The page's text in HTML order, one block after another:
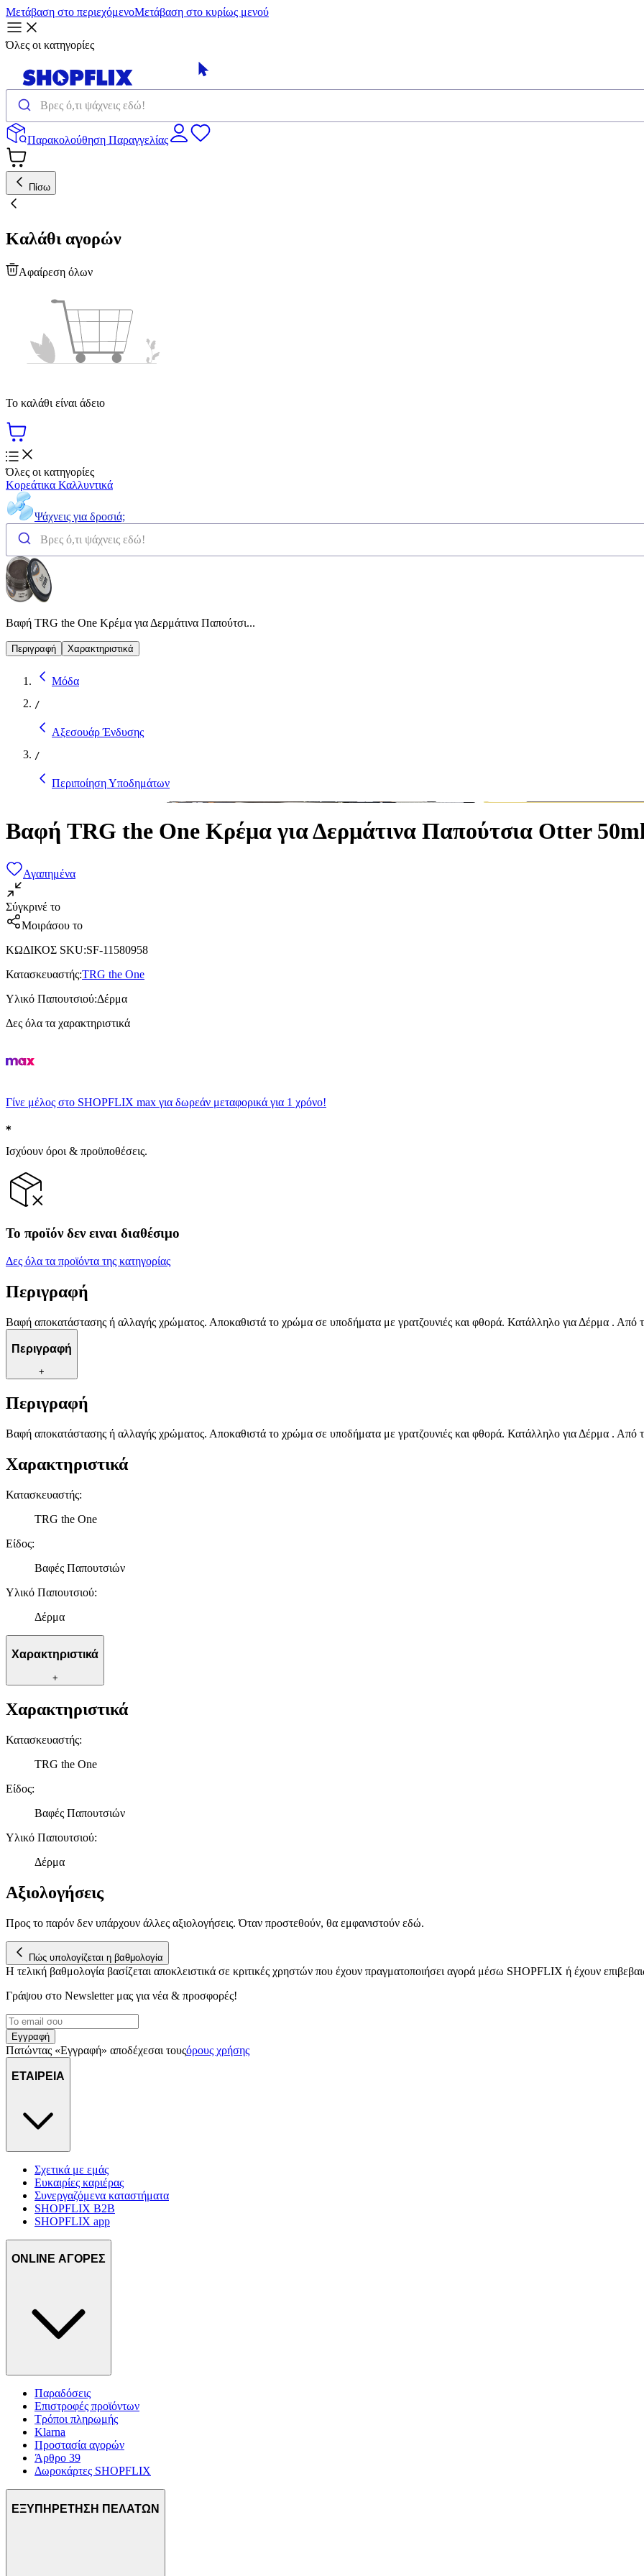
Μετάβαση στο περιεχόμενοΜετάβαση στο κυρίως μενού
Όλες οι κατηγορίες
Παρακολούθηση Παραγγελίας
Πίσω
Καλάθι αγορών
Αφαίρεση όλων
Το καλάθι είναι άδειο
Όλες οι κατηγορίες
Κορεάτικα Καλλυντικά
Ψάχνεις για δροσιά;
Βαφή TRG the One Κρέμα για Δερμάτινα Παπούτσι...
Περιγραφή Χαρακτηριστικά
Μόδα
/
Αξεσουάρ Ένδυσης
/
Περιποίηση Υποδημάτων
Βαφή TRG the One Κρέμα για Δερμάτινα Παπούτσια Otter
Αγαπημένα
Σύγκρινέ το
Μοιράσου το
ΚΩΔΙΚΟΣ SKU:SF-11580958
Κατασκευαστής:TRG the One
Υλικό Παπουτσιού:Δέρμα
Δες όλα τα χαρακτηριστικά
Γίνε μέλος στο SHOPFLIX max για δωρεάν μεταφορικά για 1 χρόνο!
Ισχύουν όροι & προϋποθέσεις.
Το προϊόν δεν ειναι διαθέσιμο
Δες όλα τα προϊόντα της κατηγορίας
Περιγραφή
Βαφή αποκατάστασης ή αλλαγής χρώματος. Αποκαθιστά το χρώμα σε υποδήματα με γρατζουνιές και φθορά. Κατάλληλο για Δέρμα . Από
Περιγραφή
+
Περιγραφή
Βαφή αποκατάστασης ή αλλαγής χρώματος. Αποκαθιστά το χρώμα σε υποδήματα με γρατζουνιές και φθορά. Κατάλληλο για Δέρμα . Από
Χαρακτηριστικά
Κατασκευαστής:
TRG the One
Είδος:
Βαφές Παπουτσιών
Υλικό Παπουτσιού:
Δέρμα
Χαρακτηριστικά
+
Χαρακτηριστικά
Κατασκευαστής:
TRG the One
Είδος:
Βαφές Παπουτσιών
Υλικό Παπουτσιού:
Δέρμα
Αξιολογήσεις
Προς το παρόν δεν υπάρχουν άλλες αξιολογήσεις. Όταν προστεθούν, θα εμφανιστούν εδώ.
Πώς υπολογίζεται η βαθμολογία
Η τελική βαθμολογία βασίζεται αποκλειστικά σε κριτικές χρηστών που έχουν πραγματοποιήσει αγορά μέσω SHOPFLIX ή έχουν
Γράψου στο Νewsletter μας για νέα & προσφορές!
Εγγραφή
Πατώντας «Εγγραφή» αποδέχεσαι τουςόρους χρήσης
ΕΤΑΙΡΕΙΑ
Σχετικά με εμάς
Ευκαιρίες καριέρας
Συνεργαζόμενα καταστήματα
SHOPFLIX B2B
SHOPFLIX app
ONLINE ΑΓΟΡΕΣ
Παραδόσεις
Επιστροφές προϊόντων
Τρόποι πληρωμής
Klarna
Προστασία αγορών
Άρθρο 39
Δωροκάρτες SHOPFLIX
ΕΞΥΠΗΡΕΤΗΣΗ ΠΕΛΑΤΩΝ